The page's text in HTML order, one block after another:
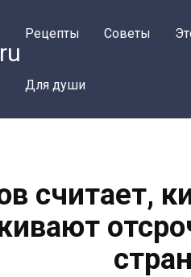
Рецепты Советы
Для души
считает,